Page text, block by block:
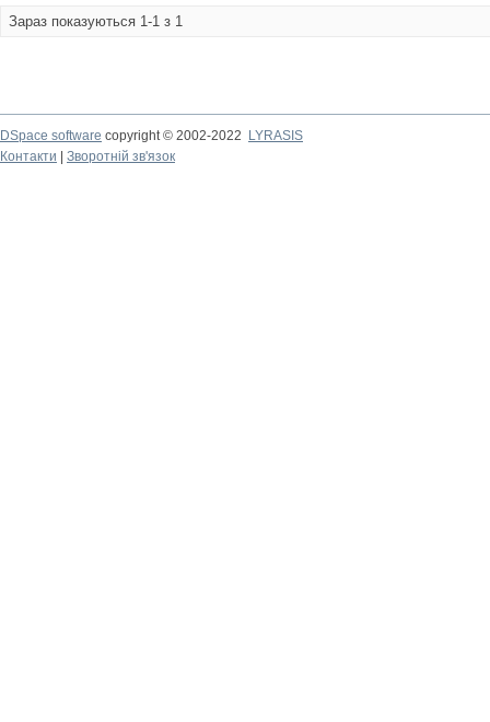
Зараз показуються 1-1 з 1
DSpace software copyright © 2002-2022
LYRASIS
Контакти
Зворотній зв'язок